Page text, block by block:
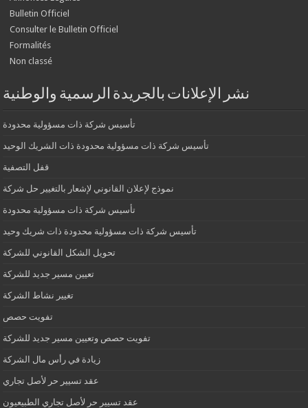
Bulletin Officiel
Consulter le Bulletin Officiel
Formalités
Non classé
نشر الإعلانات بالجريدة الرسمية والوطنية
تأسيس شركة ذات مسؤولية محدودة
تأسيس شركة ذات مسؤولية محدودة ذات الشريك الوحيد
قفل التصفية
نموذج لإعلان القانوني لإشعار بالتغيير حل شركة
تأسيس شركة ذات مسؤولية محدودة
تأسيس شركة ذات مسؤولية محدودة ذات شريك وحيد
تحويل الشكل القانوني للشركة
تعيين مسير جديد للشركة
تغيير نشاط الشركة
تفويت حصص
تفويت حصص وتعيين مسير جديد للشركة
زيادة في رأس مال الشركة
عقد تسيير حر لأصل تجاري
عقد تسيير حر لأصل تجاري الطبيعيون